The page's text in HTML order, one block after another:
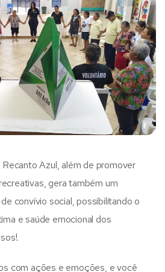
Azul, além de promover
gera também um
convívio social, possibilitando o
e saúde emocional dos
com ações e emoções, e você